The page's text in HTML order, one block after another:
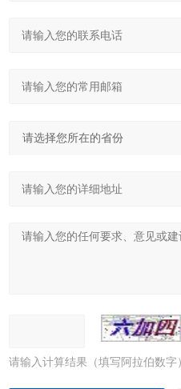
请输入计算结果（填写阿拉伯数字